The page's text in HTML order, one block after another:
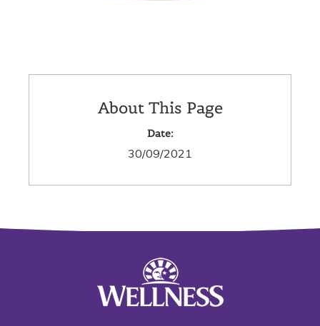
About This Page
Date:
30/09/2021